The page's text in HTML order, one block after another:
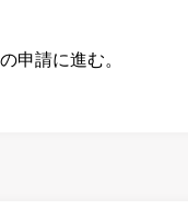
申請に進む。